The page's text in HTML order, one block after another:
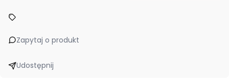
Zapytaj o produkt
Udostępnij